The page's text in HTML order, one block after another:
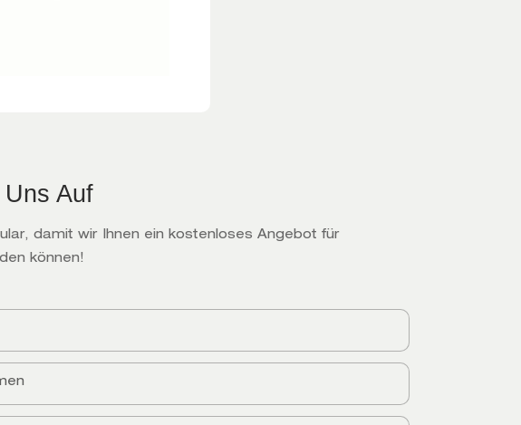
Auf
damit wir Ihnen ein kostenloses Angebot für
können!